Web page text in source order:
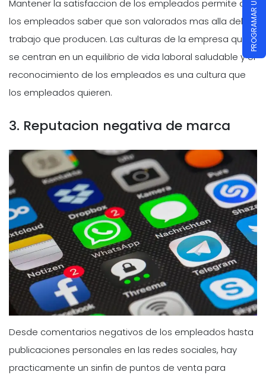
Mantener la satisfaccion de los empleados permite a
los empleados saber que son valorados mas alla del
trabajo que producen. Las culturas de la empresa que
se centran en un equilibrio de vida laboral saludable y el
reconocimiento de los empleados es una cultura que
los empleados quieren.
3. Reputacion negativa de marca
Desde comentarios negativos de los empleados hasta
publicaciones personales en las redes sociales, hay
practicamente un sinfin de puntos de venta para